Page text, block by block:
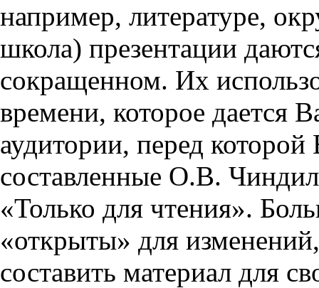
например, литературе,
школа) презентации
сокращенном. Их
времени, которое дается
аудитории, перед
составленные О.В.
«Только для чтения».
«открыты» для
составить материал для